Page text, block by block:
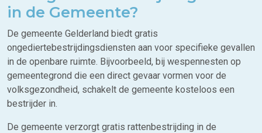
in de Gemeente?
De gemeente Gelderland biedt gratis
ongediertebestrijdingsdiensten aan voor specifieke gevallen
in de openbare ruimte. Bijvoorbeeld, bij wespennesten op
gemeentegrond die een direct gevaar vormen voor de
volksgezondheid, schakelt de gemeente kosteloos een
bestrijder in.
De gemeente verzorgt gratis rattenbestrijding in de